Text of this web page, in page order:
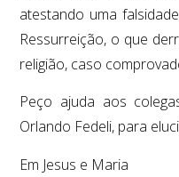
atestando uma
Ressurreição, o que
religião, caso
Peço ajuda aos
Orlando Fedeli, para
Em Jesus e Maria